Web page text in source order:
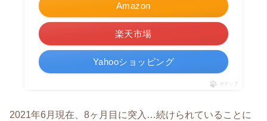
Amazon
楽天市場
Yahooショッピング
ポチップ
2021年6月現在、8ヶ月目に突入…続けられていることに